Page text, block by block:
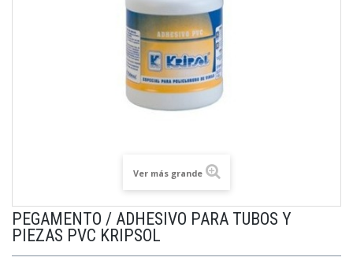
Ver más grande
PEGAMENTO / ADHESIVO PARA TUBOS Y
PIEZAS PVC KRIPSOL